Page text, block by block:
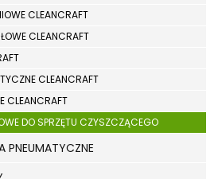
CLEANCRAFT
CLEANCRAFT
CLEANCRAFT
CLEANCRAFT
DO SPRZĘTU CZYSZCZĄCEGO
PNEUMATYCZNE